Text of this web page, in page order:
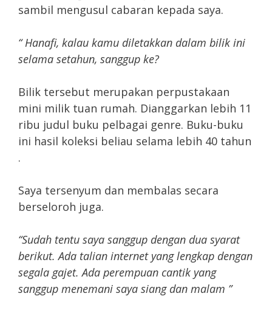
sambil mengusul cabaran kepada saya.
“ Hanafi, kalau kamu diletakkan dalam bilik ini
selama setahun, sanggup ke?
Bilik tersebut merupakan perpustakaan
mini milik tuan rumah. Dianggarkan lebih 11
ribu judul buku pelbagai genre. Buku-buku
ini hasil koleksi beliau selama lebih 40 tahun
.
Saya tersenyum dan membalas secara
berseloroh juga.
“Sudah tentu saya sanggup dengan dua syarat
berikut. Ada talian internet yang lengkap dengan
segala gajet. Ada perempuan cantik yang
sanggup menemani saya siang dan malam ”